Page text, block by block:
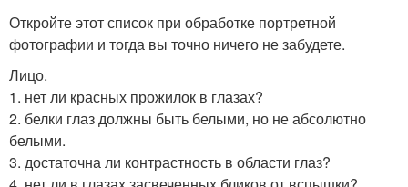
Откройте этот список при обработке портретной
фотографии и тогда вы точно ничего не забудете.
Лицо.
1. нет ли красных прожилок в глазах?
2. белки глаз должны быть белыми, но не абсолютно
белыми.
3. достаточна ли контрастность в области глаз?